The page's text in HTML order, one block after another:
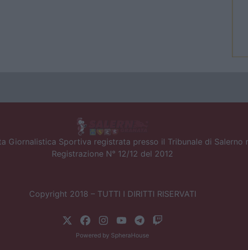
Giornalistica Sportiva registrata presso il Tribunale di Salerno
Registrazione N° 12/12 del 2012
Copyright 2018 – TUTTI I DIRITTI RISERVATI
Powered by SpheraHouse